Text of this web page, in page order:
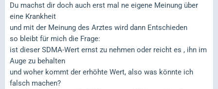
Du machst dir doch auch erst mal ne eigene Meinung über
eine Krankheit
und mit der Meinung des Arztes wird dann Entschieden
so bleibt für mich die Frage:
ist dieser SDMA-Wert ernst zu nehmen oder reicht es , ihn im
Auge zu behalten
und woher kommt der erhöhte Wert, also was könnte ich
falsch machen?